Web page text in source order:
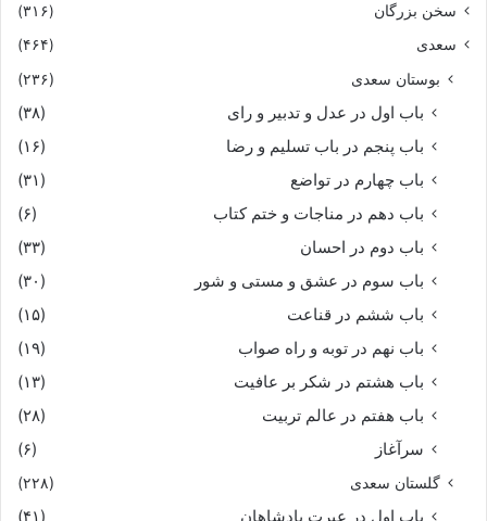
سخن بزرگان
(۳۱۶)
سعدی
(۴۶۴)
بوستان سعدی (۲۳۶)
باب اول در عدل و تدبیر و رای
(۳۸)
باب پنجم در باب تسلیم و رضا
(۱۶)
باب چهارم در تواضع
(۳۱)
باب دهم در مناجات و ختم کتاب
(۶)
باب دوم در احسان
(۳۳)
باب سوم در عشق و مستی و شور
(۳۰)
باب ششم در قناعت
(۱۵)
باب نهم در توبه و راه صواب
(۱۹)
باب هشتم در شکر بر عافیت
(۱۳)
باب هفتم در عالم تربیت
(۲۸)
سرآغاز
(۶)
گلستان سعدی (۲۲۸)
باب اول در عبرت پادشاهان (۴۱)